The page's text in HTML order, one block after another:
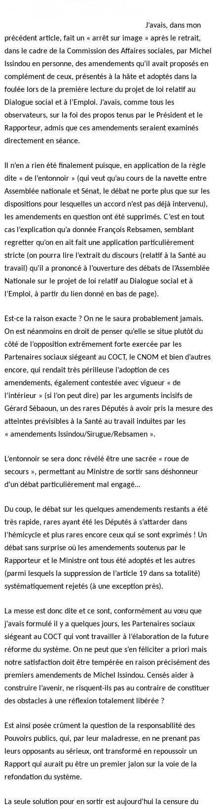
J’avais, dans mon
précédent article, fait un « arrêt sur image » après le retrait,
dans le cadre de la Commission des Affaires sociales, par Michel
Issindou en personne, des amendements qu’il avait proposés en
complément de ceux, présentés à la hâte et adoptés dans la
foulée lors de la première lecture du projet de loi relatif au
Dialogue social et à l’Emploi. J’avais, comme tous les
observateurs, sur la foi des propos tenus par le Président et le
Rapporteur, admis que ces amendements seraient examinés
directement en séance.
Il n’en a rien été finalement puisque, en application de la règle
dite « de l’entonnoir » (qui veut qu’au cours de la navette entre
Assemblée nationale et Sénat, le débat ne porte plus que sur les
dispositions pour lesquelles un accord n’est pas déjà intervenu),
les amendements en question ont été supprimés. C’est en tout
cas l’explication qu’a donnée François Rebsamen, semblant
regretter qu’on en ait fait une application particulièrement
stricte (on pourra lire l’extrait du discours (relatif à la Santé au
travail) qu’il a prononcé à l’ouverture des débats de l’Assemblée
Nationale sur le projet de loi relatif au Dialogue social et à
l’Emploi, à partir du lien donné en bas de page).
Est-ce la raison exacte ? On ne le saura probablement jamais.
On est néanmoins en droit de penser qu’elle se situe plutôt du
côté de l’opposition extrêmement forte exercée par les
Partenaires sociaux siégeant au COCT, le CNOM et bien d’autres
encore, qui rendait très périlleuse l’adoption de ces
amendements, également contestée avec vigueur « de
l’intérieur » (si l’on peut dire) par les arguments incisifs de
Gérard Sébaoun, un des rares Députés à avoir pris la mesure des
atteintes prévisibles à la Santé au travail induites par les
« amendements Issindou/Sirugue/Rebsamen ».
L’entonnoir se sera donc révélé être une sacrée « roue de
secours », permettant au Ministre de sortir sans déshonneur
d’un débat particulièrement mal engagé…
Du coup, le débat sur les quelques amendements restants a été
très rapide, rares ayant été les Députés à s’attarder dans
l’hémicycle et plus rares encore ceux qui se sont exprimés ! Un
débat sans surprise où les amendements soutenus par le
Rapporteur et le Ministre ont tous été adoptés et les autres
(parmi lesquels la suppression de l’article 19 dans sa totalité)
systématiquement rejetés (à une exception près).
La messe est donc dite et ce sont, conformément au vœu que
j’avais formulé il y a quelques jours, les Partenaires sociaux
siégeant au COCT qui vont travailler à l’élaboration de la future
réforme du système. On ne peut que s’en féliciter a priori mais
notre satisfaction doit être tempérée en raison précisément des
premiers amendements de Michel Issindou. Censés aider à
construire l’avenir, ne risquent-ils pas au contraire de constituer
des obstacles à une réflexion totalement libérée ?
Est ainsi posée crûment la question de la responsabilité des
Pouvoirs publics, qui, par leur maladresse, en ne prenant pas
leurs opposants au sérieux, ont transformé en repoussoir un
Rapport qui aurait pu être un premier jalon sur la voie de la
refondation du système.
La seule solution pour en sortir est aujourd’hui la censure du